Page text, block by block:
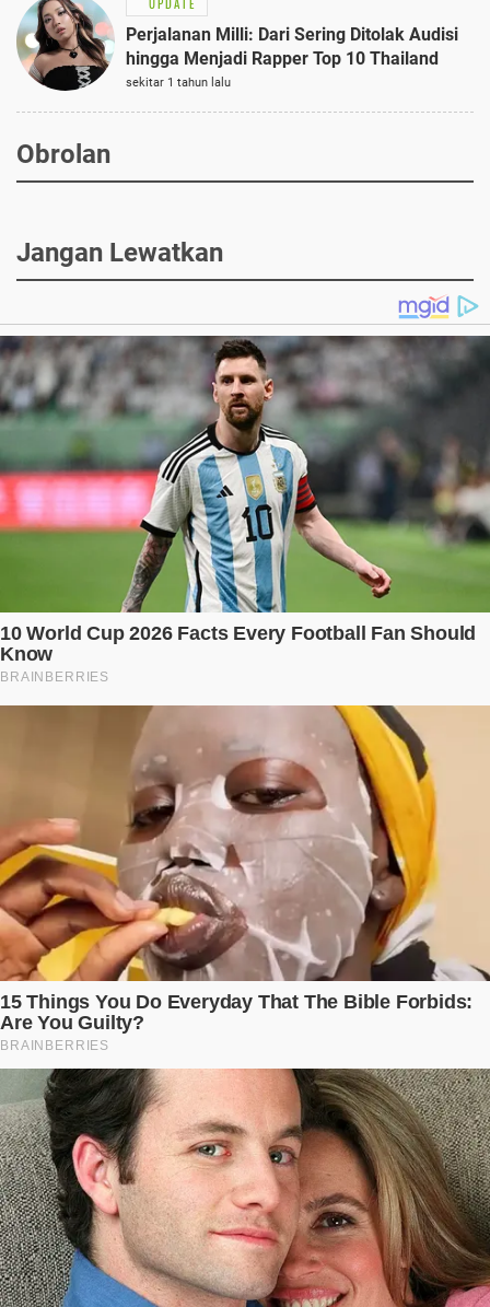
UPDATE
Perjalanan Milli: Dari Sering Ditolak Audisi
hingga Menjadi Rapper Top 10 Thailand
sekitar 1 tahun lalu
Obrolan
Jangan Lewatkan